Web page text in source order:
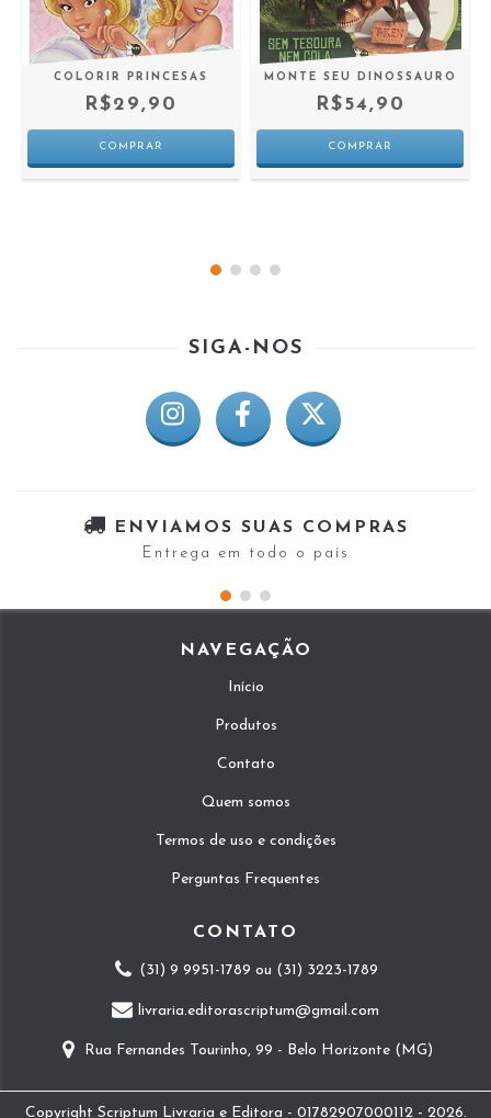
COLORIR PRINCESAS
R$29,90
MONTE SEU DINOSSAURO
R$54,90
SIGA-NOS
ENVIAMOS SUAS COMPRAS
Entrega em todo o país
NAVEGAÇÃO
Início
Produtos
Contato
Quem somos
Termos de uso e condições
Perguntas Frequentes
CONTATO
(31) 9 9951-1789 ou (31) 3223-1789
livraria.editorascriptum@gmail.com
Rua Fernandes Tourinho, 99 - Belo Horizonte (MG)
Copyright Scriptum Livraria e Editora - 01782907000112 - 2026.